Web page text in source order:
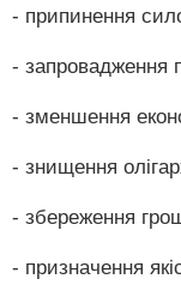
- припинення
- запровадження
- зменшення
- знищення
- збереження
- призначення